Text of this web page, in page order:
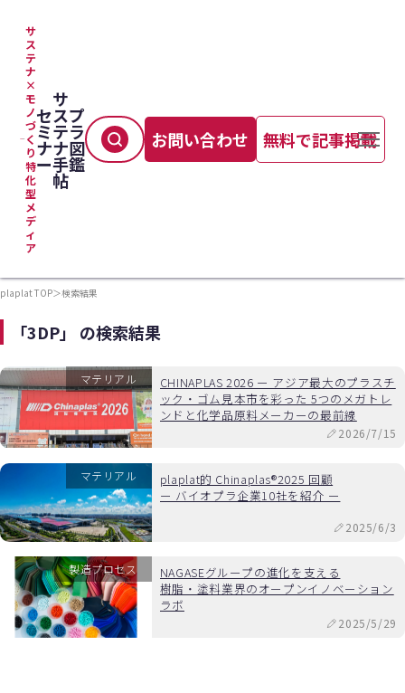
サ
ス
テ
ナ
×
モ
ノ
づ
く
り
特
化
型
メ
デ
ィ
ア
セ
ミ
ナ
ー
サ
ス
テ
ナ
手
帖
プ
ラ
図
鑑
お問い合わせ 無料で記事掲載
plaplat TOP＞検索結果
「3DP」 の検索結果
マテリアル
CHINAPLAS 2026 ー アジア最大のプラスチ
ック・ゴム見本市を彩った 5つのメガトレ
ンドと化学品原料メーカーの最前線
2026/7/15
マテリアル
plaplat的 Chinaplas®2025 回顧
ー バイオプラ企業10社を紹介 ー
2025/6/3
製造プロセス
NAGASEグループの進化を支える
樹脂・塗料業界のオープンイノベーション
ラボ
2025/5/29